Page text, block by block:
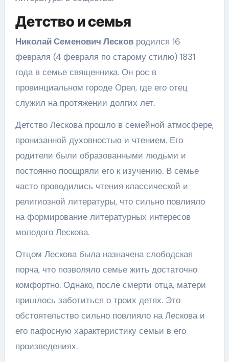
Детство и семья
Николай Семенович Лесковродился 16
февраля (4 февраля по старому стилю) 1831
года в семье священника. Он рос в
провинциальном городе Орел, где его отец
служил на протяжении долгих лет.
Детство Лескова прошло в семейной атмосфере,
пронизанной духовностью и чтением. Его
родители были образованными людьми и
постоянно поощряли его к изучению. В семье
часто проводились чтения классической и
религиозной литературы, что сильно повлияло
на формирование литературных интересов
молодого Лескова.
Отцом Лескова была назначена слободская
порча, что позволяло семье жить достаточно
комфортно. Однако, после смерти отца, матери
пришлось заботиться о троих детях. Это
обстоятельство сильно повлияло на Лескова и
его пафосную характеристику семьи в его
произведениях.